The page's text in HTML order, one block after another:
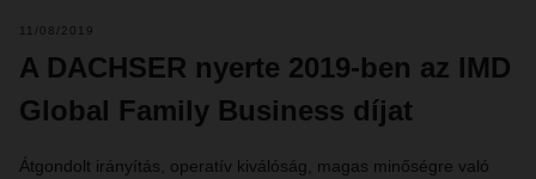
11/08/2019
A DACHSER nyerte 2019-ben az IMD
Global Family Business díjat
Átgondolt irányítás, operatív kiválóság, magas minőségre való